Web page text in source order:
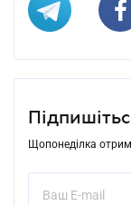
Щопонеділка